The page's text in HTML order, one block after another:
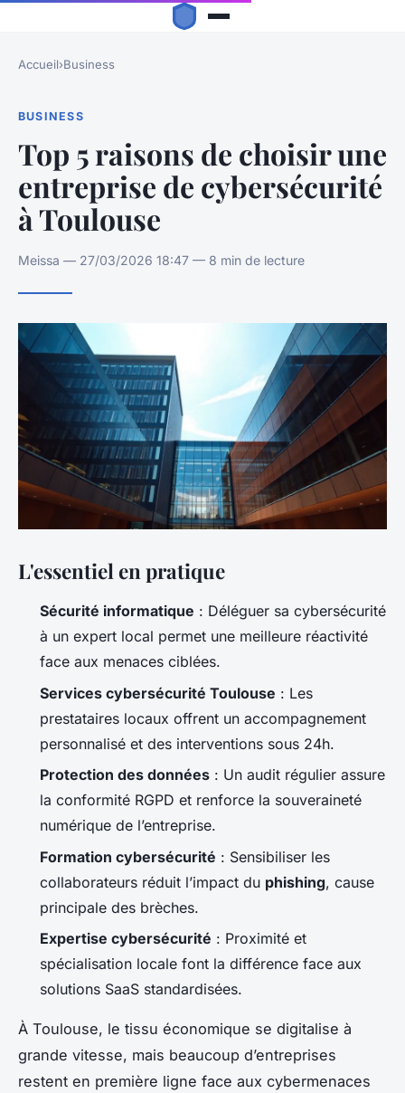
Accueil›Business
BUSINESS
Top 5 raisons de choisir une
entreprise de cybersécurité
à Toulouse
Meissa — 27/03/2026 18:47 — 8 min de lecture
L'essentiel en pratique
Sécurité informatique : Déléguer sa cybersécurité
à un expert local permet une meilleure réactivité
face aux menaces ciblées.
Services cybersécurité Toulouse : Les
prestataires locaux offrent un accompagnement
personnalisé et des interventions sous 24h.
Protection des données : Un audit régulier assure
la conformité RGPD et renforce la souveraineté
numérique de l’entreprise.
Formation cybersécurité : Sensibiliser les
collaborateurs réduit l’impact du phishing, cause
principale des brèches.
Expertise cybersécurité : Proximité et
spécialisation locale font la différence face aux
solutions SaaS standardisées.
À Toulouse, le tissu économique se digitalise à
grande vitesse, mais beaucoup d’entreprises
restent en première ligne face aux cybermenaces